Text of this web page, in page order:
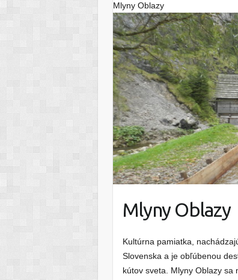
Mlyny Oblazy
Mlyny Oblazy
Kultúrna pamiatka,
Slovenska a je obľúbenou
kútov sveta. Mlyny Oblazy sa